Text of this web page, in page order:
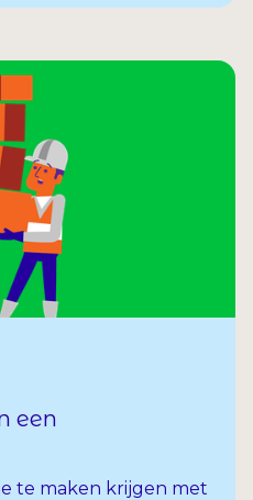
leven en het werk
kun je deze mensen
een
te maken krijgen met